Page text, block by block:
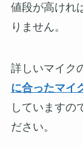
値段が高けれ
りません。
詳しいマイク
に合ったマイ
していますの
ださい。